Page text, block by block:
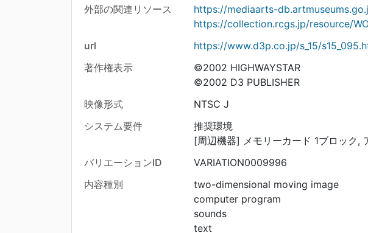
外部の関連リソース
https://mediaarts-
https://collection.rcgs.jp/resource/
url
https://www.d3p.co.jp/s_15/
著作権表示
©2002 HIGHWAYSTAR
©2002 D3 PUBLISHER
映像形式
NTSC J
システム要件
推奨環境
[周辺機器] メモリーカード 1ブロック,
バリエーションID
VARIATION0009996
内容種別
two-dimensional moving image
computer program
sounds
text